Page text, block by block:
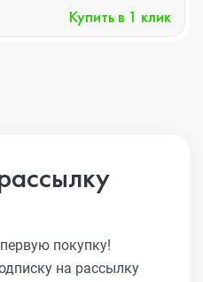
Купить в 1 клик
покупку!
на рассылку